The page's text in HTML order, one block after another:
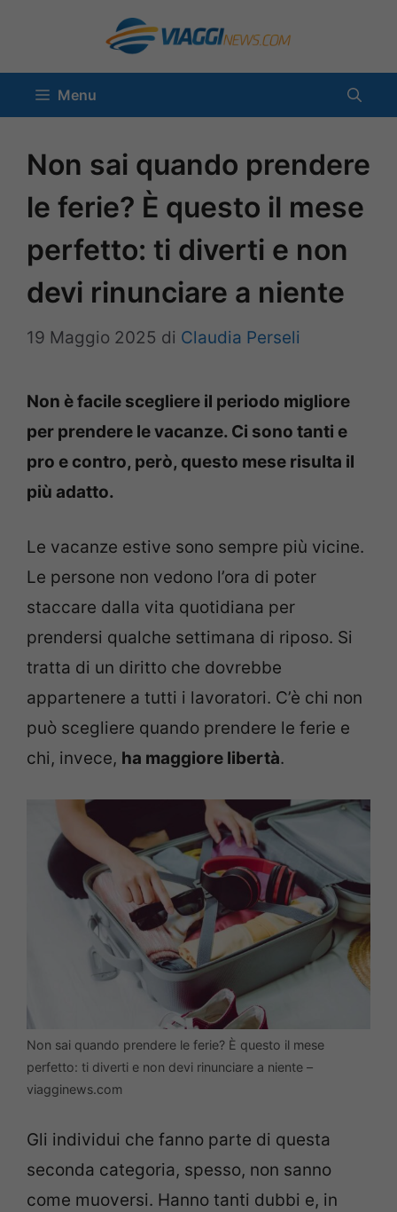
contenuto
Menu
Non sai quando prendere
le ferie? È questo il mese
perfetto: ti diverti e non
devi rinunciare a niente
19 Maggio 2025 di Claudia Perseli
Non è facile scegliere il periodo migliore
per prendere le vacanze. Ci sono tanti e
pro e contro, però, questo mese risulta il
più adatto.
Le vacanze estive sono sempre più vicine.
Le persone non vedono l’ora di poter
staccare dalla vita quotidiana per
prendersi qualche settimana di riposo. Si
tratta di un diritto che dovrebbe
appartenere a tutti i lavoratori. C’è chi non
può scegliere quando prendere le ferie e
chi, invece, ha maggiore libertà.
Non sai quando prendere le ferie? È questo il mese
perfetto: ti diverti e non devi rinunciare a niente –
viagginews.com
Gli individui che fanno parte di questa
seconda categoria, spesso, non sanno
come muoversi. Hanno tanti dubbi e, in